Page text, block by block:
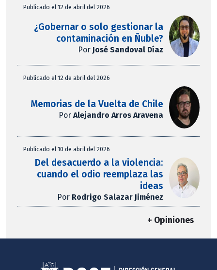
Publicado el 12 de abril del 2026
¿Gobernar o solo gestionar la
contaminación en Ñuble?
Por José Sandoval Díaz
Publicado el 12 de abril del 2026
Memorias de la Vuelta de Chile
PorAlejandro Arros Aravena
Publicado el 10 de abril del 2026
Del desacuerdo a la violencia:
cuando el odio reemplaza las
ideas
Por Rodrigo Salazar Jiménez
+ Opiniones